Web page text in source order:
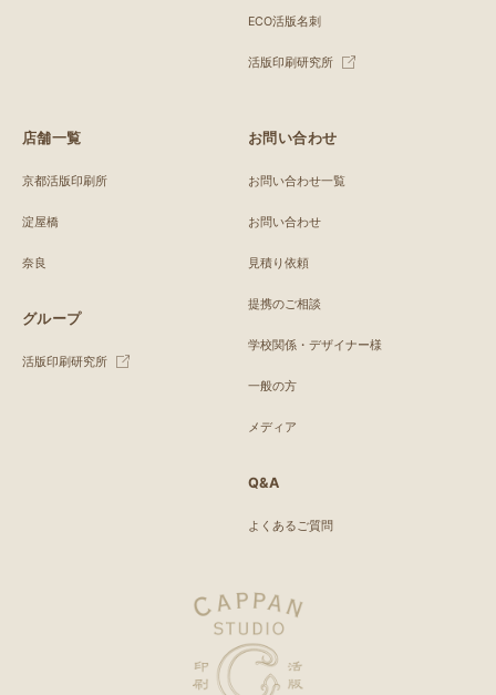
ECO活版名刺
活版印刷研究所
店舗一覧
京都活版印刷所
淀屋橋
奈良
グループ
活版印刷研究所
お問い合わせ
お問い合わせ一覧
お問い合わせ
見積り依頼
提携のご相談
学校関係・デザイナー様
一般の方
メディア
Q&A
よくあるご質問